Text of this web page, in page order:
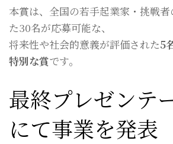
本賞は、全国の若手起業家・挑戦
た30名が応募可能な、
将来性や社会的意義が評価された5
特別な賞です。
最終プレゼンテ
にて事業を発表